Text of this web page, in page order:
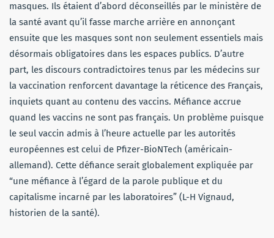
masques. Ils étaient d’abord déconseillés par le ministère de
la santé avant qu’il fasse marche arrière en annonçant
ensuite que les masques sont non seulement essentiels mais
désormais obligatoires dans les espaces publics. D’autre
part, les discours contradictoires tenus par les médecins sur
la vaccination renforcent davantage la réticence des Français,
inquiets quant au contenu des vaccins. Méfiance accrue
quand les vaccins ne sont pas français. Un problème puisque
le seul vaccin admis à l’heure actuelle par les autorités
européennes est celui de Pfizer-BioNTech (américain-
allemand). Cette défiance serait globalement expliquée par
“une méfiance à l’égard de la parole publique et du
capitalisme incarné par les laboratoires” (L-H Vignaud,
historien de la santé).